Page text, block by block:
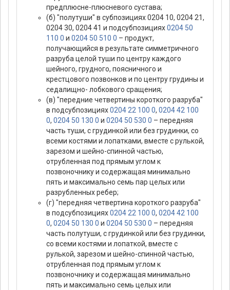
предплюсне-плюсневого сустава;
(б) "полутуши" в субпозициях 0204 10, 0204 21,
0204 30, 0204 41 и подсубпозициях0204 50
110 0 и 0204 50 510 0 – продукт,
получающийся в результате симметричного
разруба целой туши по центру каждого
шейного, грудного, поясничного и
крестцового позвонков и по центру грудины и
седалищно- лобкового сращения;
(в) "передние четвертины короткого разруба"
в подсубпозициях0204 22 100 0, 0204 42 100
0, 0204 50 130 0 и 0204 50 530 0 – передняя
часть туши, с грудинкой или без грудинки, со
всеми костями и лопатками, вместе с рулькой,
зарезом и шейно-спинной частью,
отрубленная под прямым углом к
позвоночнику и содержащая минимально
пять и максимально семь пар целых или
разрубленных ребер;
(г) "передняя четвертина короткого разруба"
в подсубпозициях0204 22 100 0, 0204 42 100
0, 0204 50 130 0 и 0204 50 530 0 – передняя
часть полутуши, с грудинкой или без грудинки,
со всеми костями и лопаткой, вместе с
рулькой, зарезом и шейно-спинной частью,
отрубленная под прямым углом к
позвоночнику и содержащая минимально
пять и максимально семь целых или